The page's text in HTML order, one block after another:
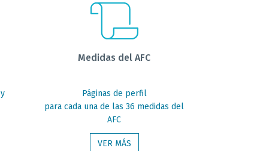
y
Medidas del AFC
Páginas de perfil
para cada una de las 36 medidas del
AFC
VER MÁS